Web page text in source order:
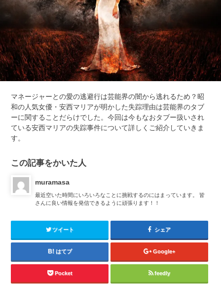
マネージャーとの愛の逃避行は芸能界の闇から逃れるため？昭
和の人気女優・安西マリアが明かした失踪理由は芸能界のタブ
ーに関することだらけでした。今回は今もなおタブー扱いされ
ている安西マリアの失踪事件について詳しくご紹介していきま
す。
この記事をかいた人
muramasa
最近空いた時間にいろいろなことに挑戦するのにはまっています。 皆
さんに良い情報を発信できるように頑張ります！！
ツイート シェア
はてブ Google+
Pocket feedly